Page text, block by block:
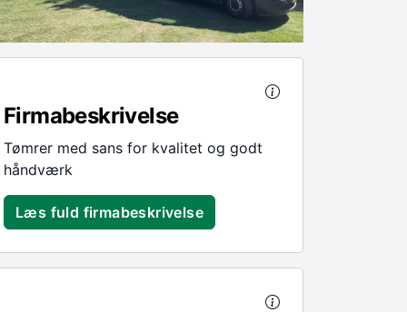
Firmabeskrivelse
Tømrer med sans for kvalitet og godt
håndværk
Læs fuld firmabeskrivelse